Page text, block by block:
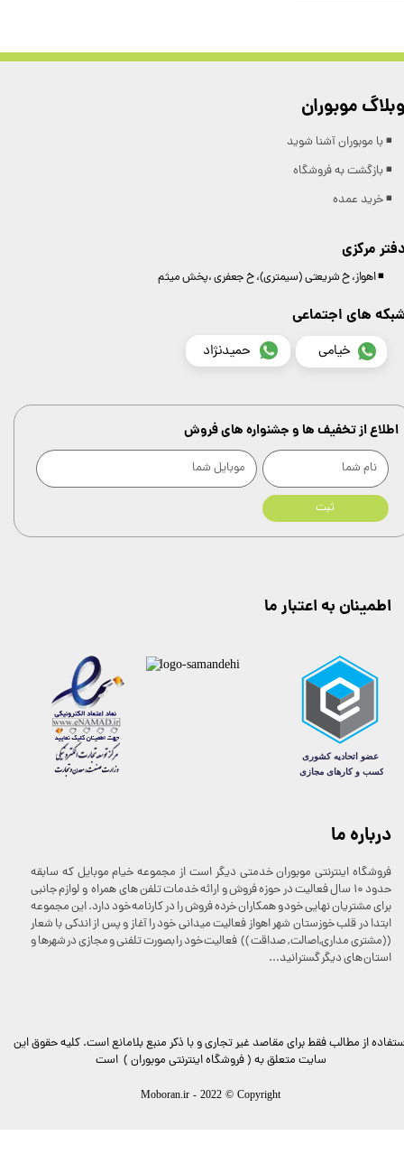
★★
موبوران
◾️ با موبوران آشنا شوید
◾️ بازگشت به فروشگاه
◾️ خرید عمده
درباره ما
فروشگاه اینترنتی موبوران خدمتی دیگر است از مجموعه خیام موبایل که سابقه
حدود 10 سال فعالیت در حوزه فروش و ارائه خدمات تلفن های همراه و لوازم جانبی
برای مشتریان نهایی خود و همکاران خرده فروش را در کارنامه خود دارد. این مجموعه
ابتدا در قلب خوزستان شهر اهواز فعالیت میدانی خود را آغاز و پس از اندکی با شعار
((مشتری مداری,اصالت , صداقت )) فعالیت خود را بصورت تلفنی و مجازی در شهرها و
استان های دیگر گسترانید...
مرکزی
◾️ اهواز، خ شریعتی (سیمتری)، خ جعفری ،پخش میثم
های اجتماعی
خیامی حمیدنژاد
ثبت
اطلاع از تخفیف ها و جشنواره های فروش
اطمینان به اعتبار ما
از مطالب فقط برای مقاصد غیر تجاری و با ذکر منبع بلامانع است. کليه حقوق اين
سايت متعلق به ( فروشگاه اینترنتی موبوران ) است
Moboran.ir - 2022 © Copyright